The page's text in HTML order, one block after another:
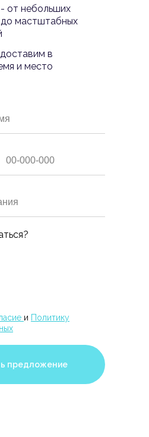
от небольших
мастштабных
в
и место
и
Политику
предложение